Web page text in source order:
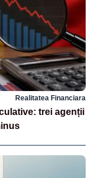
Realitatea Financiara
trei agenții